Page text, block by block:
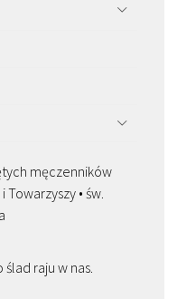
męczenników
Towarzyszy • św.
raju w nas.